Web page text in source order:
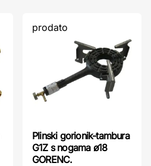
prodato
Plinski gorionik-tambura
G1Z s nogama ø18
GORENC.